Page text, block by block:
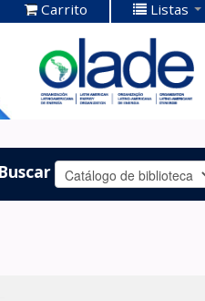
Carrito Listas
Buscar